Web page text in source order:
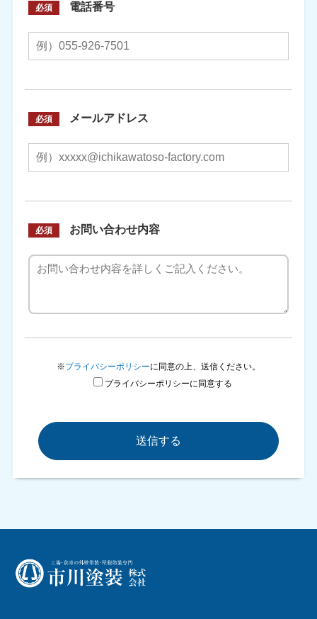
必須 電話番号
必須 メールアドレス
必須 お問い合わせ内容
※プライバシーポリシーに同意の上、送信ください。
プライバシーポリシーに同意する